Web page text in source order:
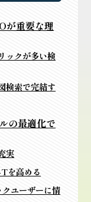
が重要な理
ックが多い検
検索で完結す
の最適化で
実
を高める
ユーザーに情